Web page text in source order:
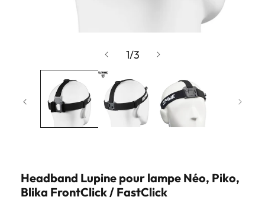
une
fenêtre
modale
1/de
3
Headband Lupine pour lampe Néo, Piko,
Blika FrontClick / FastClick